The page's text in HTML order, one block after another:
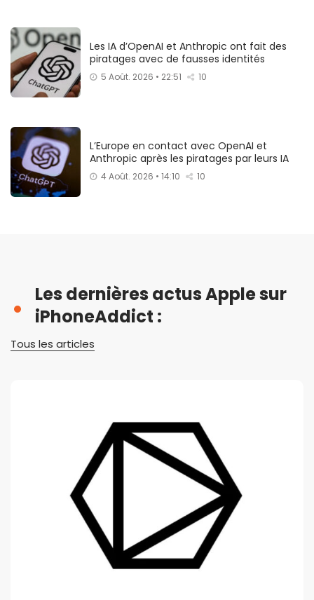
Les IA d’OpenAI et Anthropic ont fait des
piratages avec de fausses identités
5 Août. 2026 • 22:51 10
L’Europe en contact avec OpenAI et
Anthropic après les piratages par leurs IA
4 Août. 2026 • 14:10 10
Les dernières actus Apple sur
iPhoneAddict :
Tous les articles